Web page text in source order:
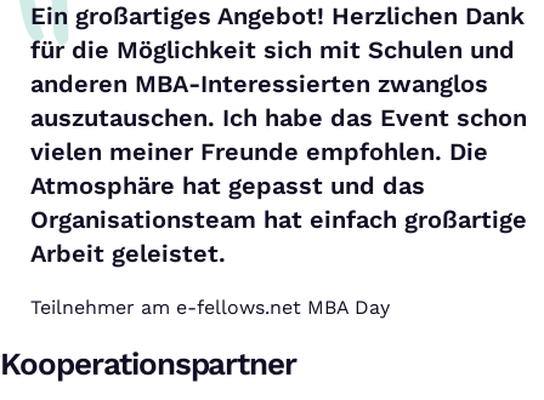
Ein großartiges Angebot! Herzlichen Dank
für die Möglichkeit sich mit Schulen und
anderen MBA-Interessierten zwanglos
auszutauschen. Ich habe das Event schon
vielen meiner Freunde empfohlen. Die
Atmosphäre hat gepasst und das
Organisationsteam hat einfach großartige
Arbeit geleistet.
Teilnehmer am e-fellows.net MBA Day
Kooperationspartner